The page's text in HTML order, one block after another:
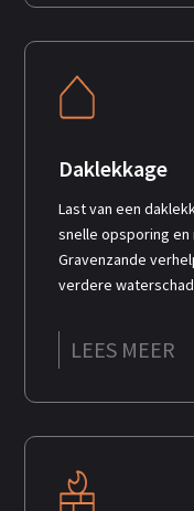
Daklekkage
Last van een
snelle opsporing
Gravenzande
verdere
LEES MEER